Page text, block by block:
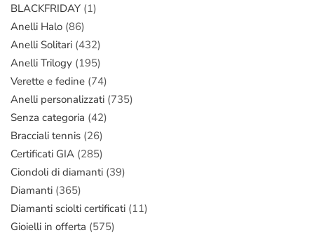
BLACKFRIDAY (1)
Anelli Halo (86)
Anelli Solitari (432)
Anelli Trilogy (195)
Verette e fedine (74)
Anelli personalizzati (735)
Senza categoria (42)
Bracciali tennis (26)
Certificati GIA (285)
Ciondoli di diamanti (39)
Diamanti (365)
Diamanti sciolti certificati (11)
Gioielli in offerta (575)